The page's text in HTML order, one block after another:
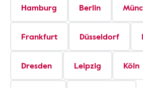
Hamburg Berlin
Frankfurt Düsseldorf
Dresden Leipzig Köln